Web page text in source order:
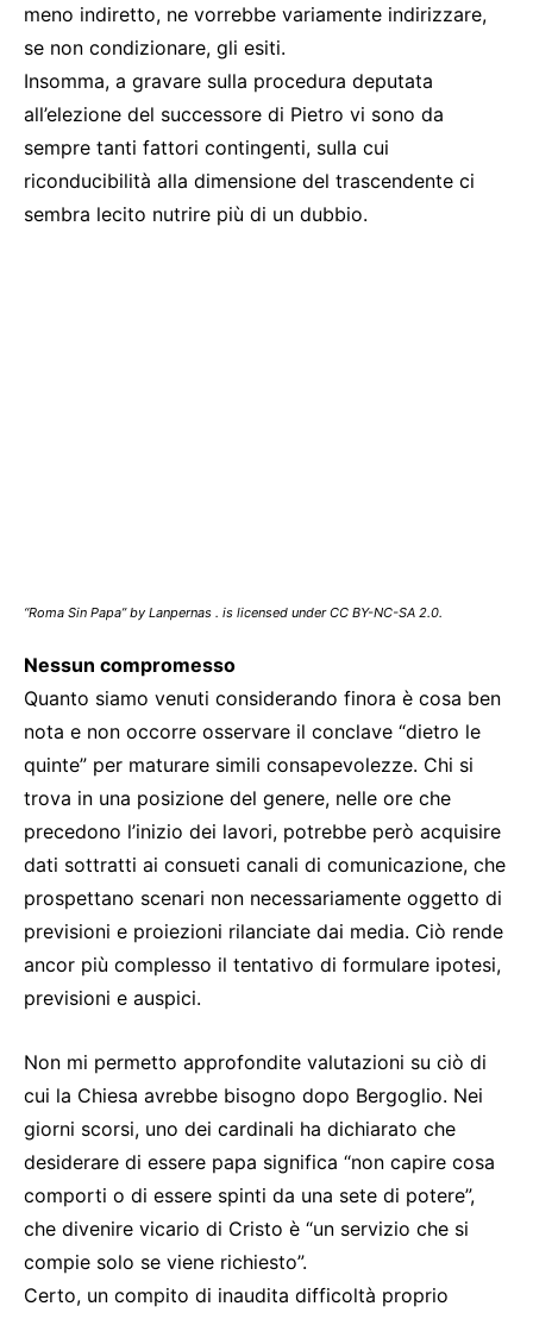
meno indiretto, ne vorrebbe variamente indirizzare,
se non condizionare, gli esiti.
Insomma, a gravare sulla procedura deputata
all’elezione del successore di Pietro vi sono da
sempre tanti fattori contingenti, sulla cui
riconducibilità alla dimensione del trascendente ci
sembra lecito nutrire più di un dubbio.
“Roma Sin Papa” by Lanpernas . is licensed under CC BY-NC-SA 2.0.
Nessun compromesso
Quanto siamo venuti considerando finora è cosa ben
nota e non occorre osservare il conclave “dietro le
quinte” per maturare simili consapevolezze. Chi si
trova in una posizione del genere, nelle ore che
precedono l’inizio dei lavori, potrebbe però acquisire
dati sottratti ai consueti canali di comunicazione, che
prospettano scenari non necessariamente oggetto di
previsioni e proiezioni rilanciate dai media. Ciò rende
ancor più complesso il tentativo di formulare ipotesi,
previsioni e auspici.
Non mi permetto approfondite valutazioni su ciò di
cui la Chiesa avrebbe bisogno dopo Bergoglio. Nei
giorni scorsi, uno dei cardinali ha dichiarato che
desiderare di essere papa significa “non capire cosa
comporti o di essere spinti da una sete di potere”,
che divenire vicario di Cristo è “un servizio che si
compie solo se viene richiesto”.
Certo, un compito di inaudita difficoltà proprio